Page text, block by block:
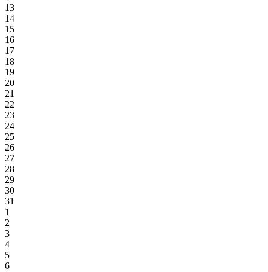
13
14
15
16
17
18
19
20
21
22
23
24
25
26
27
28
29
30
31
1
2
3
4
5
6